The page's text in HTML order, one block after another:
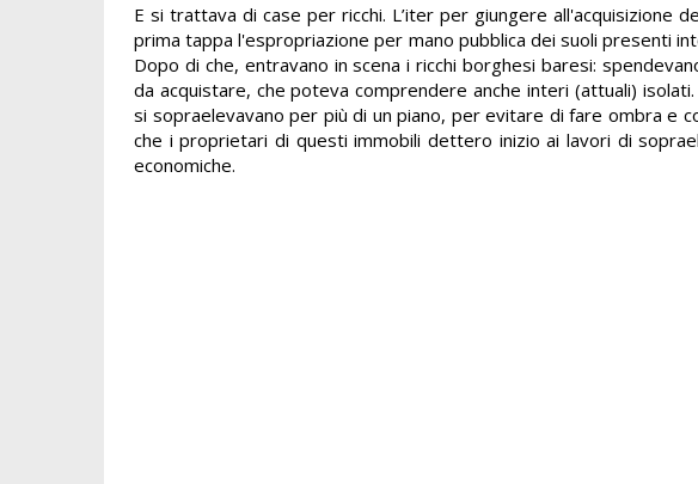
E si trattava di case per ricchi. L’iter per giungere all'acquisizione
prima tappa l'espropriazione per mano pubblica dei suoli presenti
Dopo di che, entravano in scena i ricchi borghesi baresi:
da acquistare, che poteva comprendere anche interi (attuali)
si sopraelevavano per più di un piano, per evitare di fare ombra e
che i proprietari di questi immobili dettero inizio ai lavori di
economiche.